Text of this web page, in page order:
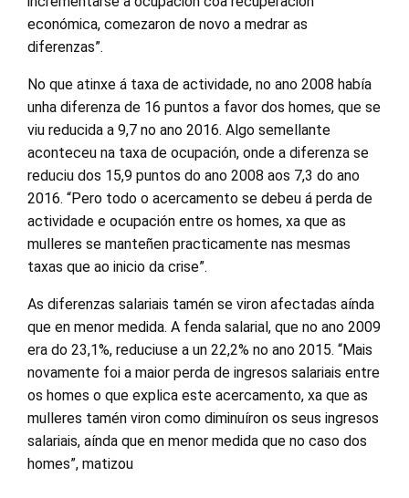
económica, comezaron de novo a medrar as
diferenzas”.
No que atinxe á taxa de actividade, no ano 2008 había
unha diferenza de 16 puntos a favor dos homes, que se
viu reducida a 9,7 no ano 2016. Algo semellante
aconteceu na taxa de ocupación, onde a diferenza se
reduciu dos 15,9 puntos do ano 2008 aos 7,3 do ano
2016. “Pero todo o acercamento se debeu á perda de
actividade e ocupación entre os homes, xa que as
mulleres se manteñen practicamente nas mesmas
taxas que ao inicio da crise”.
As diferenzas salariais tamén se viron afectadas aínda
que en menor medida. A fenda salarial, que no ano 2009
era do 23,1%, reduciuse a un 22,2% no ano 2015. “Mais
novamente foi a maior perda de ingresos salariais entre
os homes o que explica este acercamento, xa que as
mulleres tamén viron como diminuíron os seus ingresos
salariais, aínda que en menor medida que no caso dos
homes”, matizou